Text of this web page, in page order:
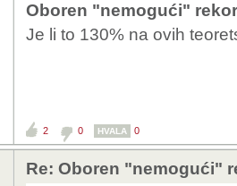
Oboren "nemogući"
Je li to 130% na ovih
2 0 HVALA 0
Re: Oboren "nemogući"